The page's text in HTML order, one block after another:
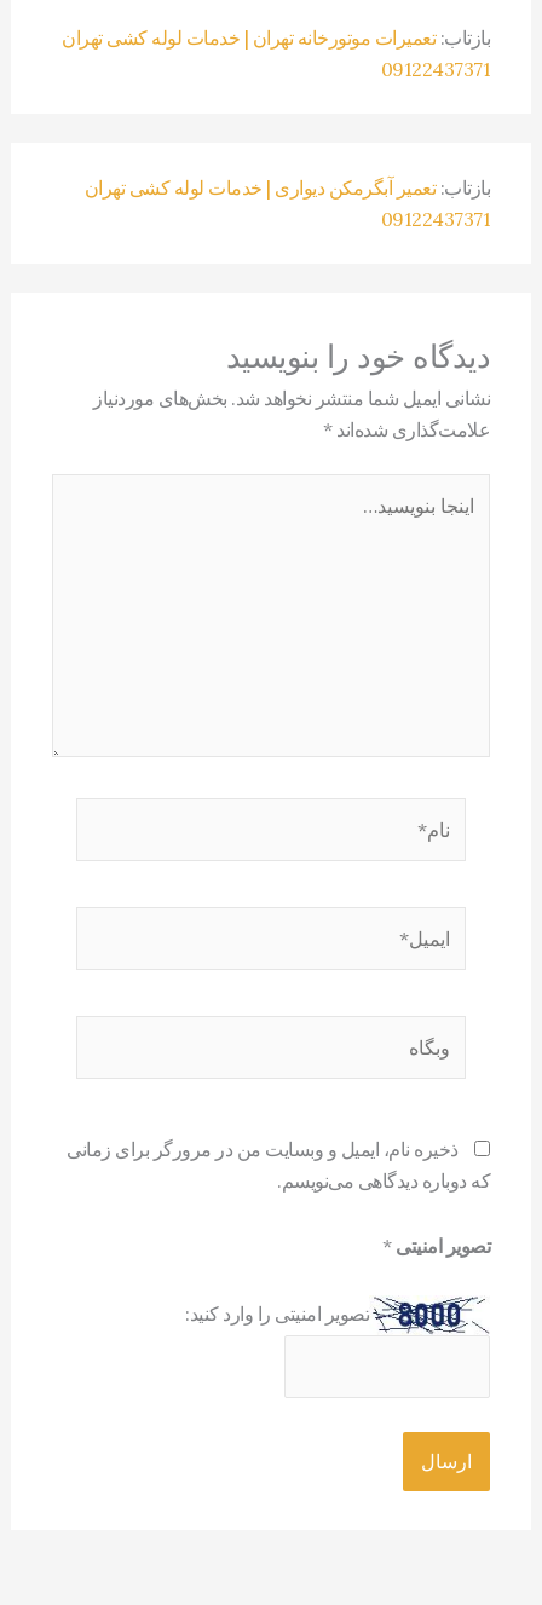
بازتاب:تعمیرات موتورخانه تهران | خدمات لوله کشی تهران
09122437371
بازتاب:تعمیر آبگرمکن دیواری | خدمات لوله کشی تهران
09122437371
دیدگاه‌ خود را بنویسید
نشانی ایمیل شما منتشر نخواهد شد. بخش‌های موردنیاز
علامت‌گذاری شده‌اند*
بنویسید…
ذخیره نام، ایمیل و وبسایت من در مرورگر برای زمانی
که دوباره دیدگاهی می‌نویسم.
تصویر امنیتی*
تصویر امنیتی را وارد کنید: